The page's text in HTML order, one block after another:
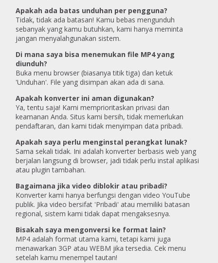
Apakah ada batas unduhan per pengguna?
Tidak, tidak ada batasan! Kamu bebas mengunduh
sebanyak yang kamu butuhkan, kami hanya meminta
jangan menyalahgunakan sistem.
Di mana saya bisa menemukan file MP4 yang
diunduh?
Buka menu browser (biasanya titik tiga) dan ketuk
'Unduhan'. File yang disimpan akan ada di sana.
Apakah konverter ini aman digunakan?
Ya, tentu saja! Kami memprioritaskan privasi dan
keamanan Anda. Situs kami bersih, tidak memerlukan
pendaftaran, dan kami tidak menyimpan data pribadi.
Apakah saya perlu menginstal perangkat lunak?
Sama sekali tidak. Ini adalah konverter berbasis web yang
berjalan langsung di browser, jadi tidak perlu instal aplikasi
atau plugin tambahan.
Bagaimana jika video diblokir atau pribadi?
Konverter kami hanya berfungsi dengan video YouTube
publik. Jika video bersifat 'Pribadi' atau memiliki batasan
regional, sistem kami tidak dapat mengaksesnya.
Bisakah saya mengonversi ke format lain?
MP4 adalah format utama kami, tetapi kami juga
menawarkan 3GP atau WEBM jika tersedia. Cek menu
setelah kamu menempel tautan!